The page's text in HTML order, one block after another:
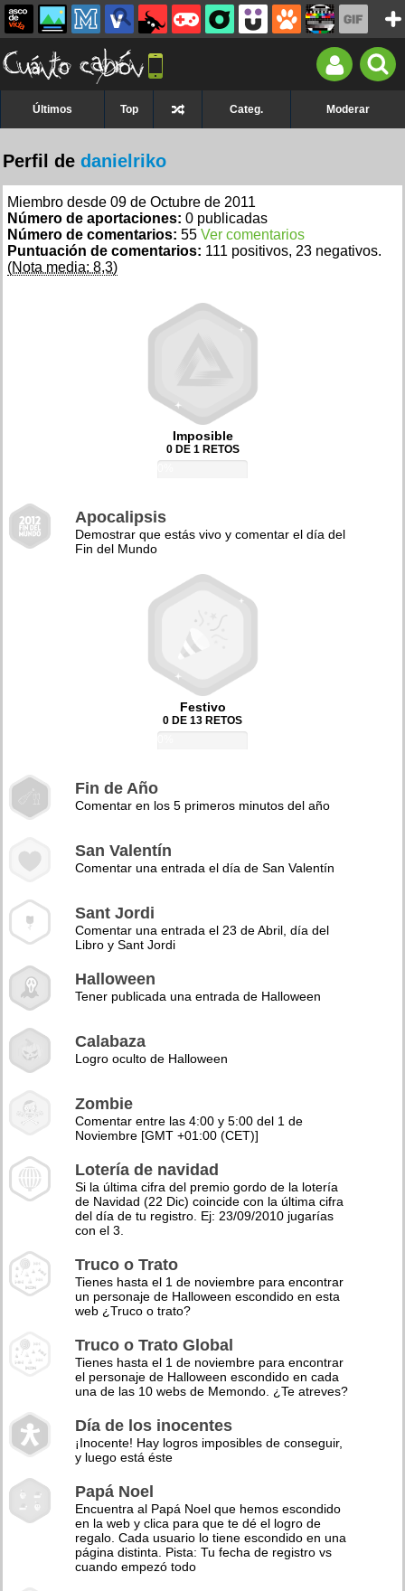
Últimos Top Categ. Moderar
Perfil de danielriko
Miembro desde 09 de Octubre de 2011
Número de aportaciones: 0 publicadas
Número de comentarios: 55 Ver comentarios
Puntuación de comentarios: 111 positivos, 23 negativos.
(Nota media: 8,3)
Imposible
0 DE 1 RETOS
Apocalipsis
Demostrar que estás vivo y comentar el día del
Fin del Mundo
Festivo
0 DE 13 RETOS
Fin de Año
Comentar en los 5 primeros minutos del año
San Valentín
Comentar una entrada el día de San Valentín
Sant Jordi
Comentar una entrada el 23 de Abril, día del
Libro y Sant Jordi
Halloween
Tener publicada una entrada de Halloween
Calabaza
Logro oculto de Halloween
Zombie
Comentar entre las 4:00 y 5:00 del 1 de
Noviembre [GMT +01:00 (CET)]
Lotería de navidad
Si la última cifra del premio gordo de la lotería
de Navidad (22 Dic) coincide con la última cifra
del día de tu registro. Ej: 23/09/2010 jugarías
con el 3.
Truco o Trato
Tienes hasta el 1 de noviembre para encontrar
un personaje de Halloween escondido en esta
web ¿Truco o trato?
Truco o Trato Global
Tienes hasta el 1 de noviembre para encontrar
el personaje de Halloween escondido en cada
una de las 10 webs de Memondo. ¿Te atreves?
Día de los inocentes
¡Inocente! Hay logros imposibles de conseguir,
y luego está éste
Papá Noel
Encuentra al Papá Noel que hemos escondido
en la web y clica para que te dé el logro de
regalo. Cada usuario lo tiene escondido en una
página distinta. Pista: Tu fecha de registro vs
cuando empezó todo